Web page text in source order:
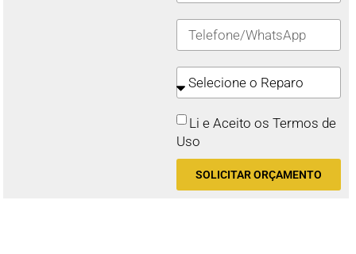
Li e Aceito os Termos de
Uso
SOLICITAR ORÇAMENTO